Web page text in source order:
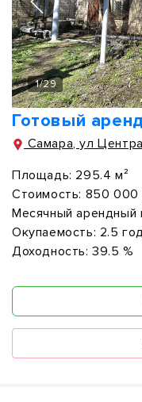
1/29
Готовый
Самара, ул
Площадь: 295.4 м²
Стоимость: 850 000
Месячный арендный
Окупаемость: 2.5
Доходность: 39.5 %